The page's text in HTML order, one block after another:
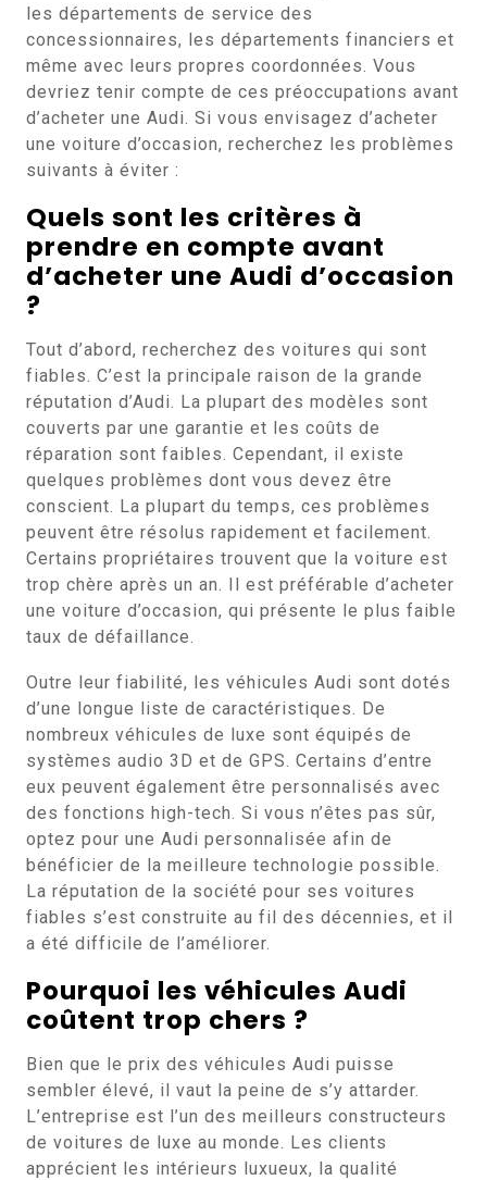
les départements de service des
concessionnaires, les départements financiers et
même avec leurs propres coordonnées. Vous
devriez tenir compte de ces préoccupations avant
d’acheter une Audi. Si vous envisagez d’acheter
une voiture d’occasion, recherchez les problèmes
suivants à éviter :
Quels sont les critères à
prendre en compte avant
d’acheter une Audi d’occasion
?
Tout d’abord, recherchez des voitures qui sont
fiables. C’est la principale raison de la grande
réputation d’Audi. La plupart des modèles sont
couverts par une garantie et les coûts de
réparation sont faibles. Cependant, il existe
quelques problèmes dont vous devez être
conscient. La plupart du temps, ces problèmes
peuvent être résolus rapidement et facilement.
Certains propriétaires trouvent que la voiture est
trop chère après un an. Il est préférable d’acheter
une voiture d’occasion, qui présente le plus faible
taux de défaillance.
Outre leur fiabilité, les véhicules Audi sont dotés
d’une longue liste de caractéristiques. De
nombreux véhicules de luxe sont équipés de
systèmes audio 3D et de GPS. Certains d’entre
eux peuvent également être personnalisés avec
des fonctions high-tech. Si vous n’êtes pas sûr,
optez pour une Audi personnalisée afin de
bénéficier de la meilleure technologie possible.
La réputation de la société pour ses voitures
fiables s’est construite au fil des décennies, et il
a été difficile de l’améliorer.
Pourquoi les véhicules Audi
coûtent trop chers ?
Bien que le prix des véhicules Audi puisse
sembler élevé, il vaut la peine de s’y attarder.
L’entreprise est l’un des meilleurs constructeurs
de voitures de luxe au monde. Les clients
apprécient les intérieurs luxueux, la qualité